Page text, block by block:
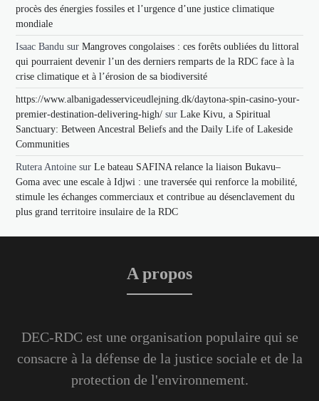
procès des énergies fossiles et l’urgence d’une justice climatique
mondiale
Isaac Bandu surMangroves congolaises : ces forêts oubliées du littoral
qui pourraient devenir l’un des derniers remparts de la RDC face à la
crise climatique et à l’érosion de sa biodiversité
https://www.albanigadesserviceudlejning.dk/daytona-spin-casino-your-
premier-destination-delivering-high/ surLake Kivu, a Spiritual
Sanctuary: Between Ancestral Beliefs and the Daily Life of Lakeside
Communities
Rutera Antoine surLe bateau SAFINA relance la liaison Bukavu–
Goma avec une escale à Idjwi : une traversée qui renforce la mobilité,
stimule les échanges commerciaux et contribue au désenclavement du
plus grand territoire insulaire de la RDC
A propos
DEC-RDC est une organisation populaire qui se
consacre à la défense de la justice sociale et de la
protection de l'environnement.